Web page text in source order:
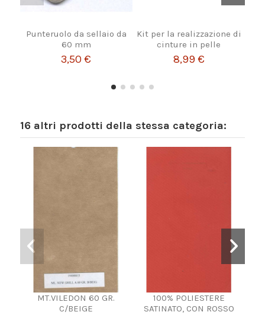
Punteruolo da sellaio da
60 mm
3,50 €
Kit per la realizzazione di
cinture in pelle
8,99 €
16 altri prodotti della stessa categoria:
MT.VILEDON 60 GR.
C/BEIGE
100% POLIESTERE
SATINATO, CON ROSSO